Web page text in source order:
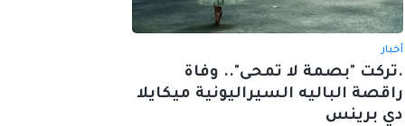
أخبار
.تركت "بصمة لا تمحى".. وفاة
راقصة الباليه السيراليونية ميكايلا
دي برينس